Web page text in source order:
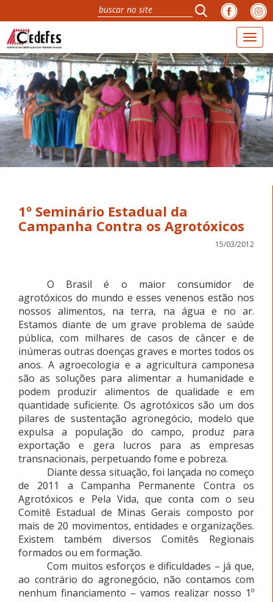
1º Seminário Estadual da
15/03/2012
O Brasil é o maior consumidor de
agrotóxicos do mundo e esses venenos estão nos
nossos alimentos, na terra, na água e no ar.
Estamos diante de um grave problema de saúde
pública, com milhares de casos de câncer e de
inúmeras outras doenças graves e mortes todos os
anos. A agroecologia e a agricultura camponesa
são as soluções para alimentar a humanidade e
podem produzir alimentos de qualidade e em
quantidade suficiente. Os agrotóxicos são um dos
pilares de sustentação agronegócio, modelo que
expulsa a população do campo, produz para
exportação e gera lucros para as empresas
transnacionais, perpetuando fome e pobreza.
Diante dessa situação, foi lançada no começo
de 2011 a Campanha Permanente Contra os
Agrotóxicos e Pela Vida, que conta com o seu
Comitê Estadual de Minas Gerais composto por
mais de 20 movimentos, entidades e organizações.
Existem também diversos Comitês Regionais
formados ou em formação.
Com muitos esforços e dificuldades – já que,
ao contrário do agronegócio, não contamos com
nenhum financiamento – vamos realizar nosso 1º